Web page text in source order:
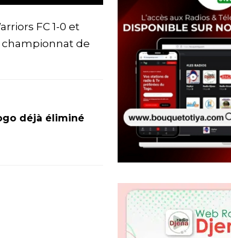
FC 1-0 et
championnat de
déjà éliminé